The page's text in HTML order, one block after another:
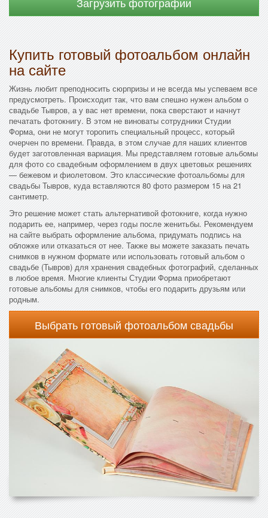
Купить готовый фотоальбом онлайн
на сайте
Жизнь любит преподносить сюрпризы и не всегда мы успеваем все
предусмотреть. Происходит так, что вам спешно нужен альбом о
свадьбе Тывров, а у вас нет времени, пока сверстают и начнут
печатать фотокнигу. В этом не виноваты сотрудники Студии
Форма, они не могут торопить специальный процесс, который
очерчен по времени. Правда, в этом случае для наших клиентов
будет заготовленная вариация. Мы представляем готовые альбомы
для фото со свадебным оформлением в двух цветовых решениях
— бежевом и фиолетовом. Это классические фотоальбомы для
свадьбы Тывров, куда вставляются 80 фото размером 15 на 21
сантиметр.
Это решение может стать альтернативой фотокниге, когда нужно
подарить ее, например, через годы после женитьбы. Рекомендуем
на сайте выбрать оформление альбома, придумать подпись на
обложке или отказаться от нее. Также вы можете заказать печать
снимков в нужном формате или использовать готовый альбом о
свадьбе (Тывров) для хранения свадебных фотографий, сделанных
в любое время. Многие клиенты Студии Форма приобретают
готовые альбомы для снимков, чтобы его подарить друзьям или
родным.
Выбрать готовый фотоальбом свадьбы